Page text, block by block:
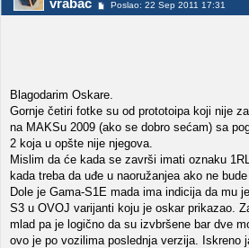
vrabac Poslao: 22 Sep 2011 17:31
Blagodarim Oskare.
Gornje četiri fotke su od prototoipa koji nije
na MAKSu 2009 (ako se dobro sećam) sa
2 koja u opšte nije njegova.
Mislim da će kada se završi imati oznaku
kada treba da uđe u naoružanjea ako ne
Dole je Gama-S1E mada ima indicija da mu
S3 u OVOJ varijanti koju je oskar prikazao.
mlad pa je logično da su izvbršene bar dve
ovo je po vozilima poslednja verzija. Iskreno